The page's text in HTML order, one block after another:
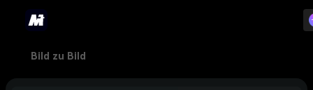
Bild zu Bild